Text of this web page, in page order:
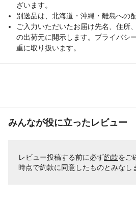
ざいます。
別送品は、北海道・沖縄・離島への
ご入力いただいたお届け先名、住所
の出荷元に開示します。プライバシ
重に取り扱います。
みんなが役に立ったレビュー
レビュー投稿する前に必ず約款をご
時点で約款に同意したものとみなし